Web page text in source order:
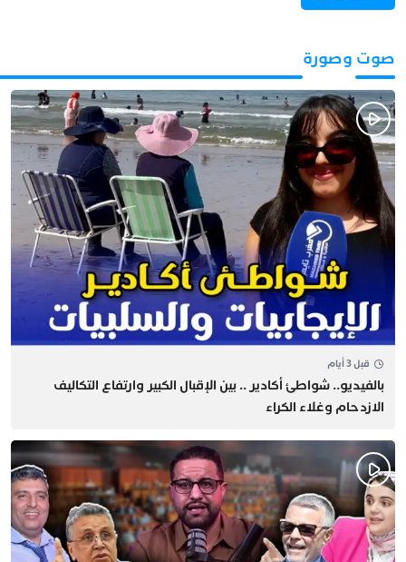
صوت وصورة
قبل 3 أيام
بالفيديو.. شواطئ أكادير .. بين الإقبال الكبير وارتفاع التكاليف
الازدحام وغلاء الكراء